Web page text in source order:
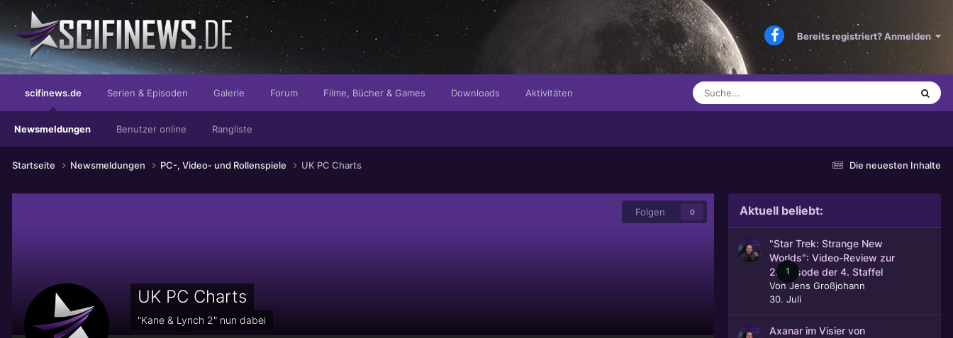
Bereits registriert? Anmelden
scifinews.de
Newsmeldungen Benutzer online Rangliste
Serien & Episoden Galerie Forum Filme, Bücher & Games Downloads Aktivitäten
Die neuesten Inhalte
Startseite Newsmeldungen PC-, Video- und Rollenspiele UK PC Charts
Folgen 0
UK PC Charts
"Kane & Lynch 2" nun dabei
Aktuell beliebt:
1
"Star Trek: Strange New
Worlds": Video-Review zur
2. Episode der 4. Staffel
VonJens Großjohann
30. Juli
Axanar im Visier von